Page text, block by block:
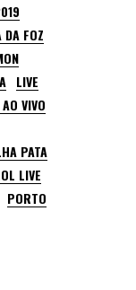
DA FOZ
LIVE
VIVO
PATA
LIVE
PORTO